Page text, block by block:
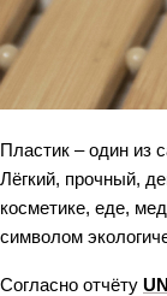
Пластик – один из
Лёгкий, прочный,
косметике, еде,
символом
Согласно отчёту